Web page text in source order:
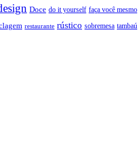
Doce do it yourself faça você mesmo
restaurante rústico sobremesa tambaú